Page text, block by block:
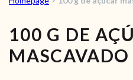
100 G DE
MASCAVADO